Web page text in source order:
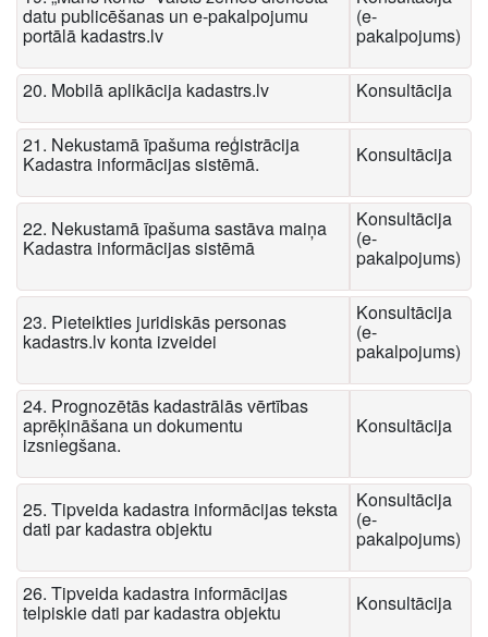
datu publicēšanas un e-pakalpojumu
portālā kadastrs.lv
(e-
pakalpojums)
20. Mobilā aplikācija kadastrs.lv Konsultācija
21. Nekustamā īpašuma reģistrācija
Kadastra informācijas sistēmā. Konsultācija
22. Nekustamā īpašuma sastāva maiņa
Kadastra informācijas sistēmā
Konsultācija
(e-
pakalpojums)
23. Pieteikties juridiskās personas
kadastrs.lv konta izveidei
Konsultācija
(e-
pakalpojums)
24. Prognozētās kadastrālās vērtības
aprēķināšana un dokumentu
izsniegšana.
Konsultācija
25. Tipveida kadastra informācijas teksta
dati par kadastra objektu
Konsultācija
(e-
pakalpojums)
26. Tipveida kadastra informācijas
telpiskie dati par kadastra objektu Konsultācija